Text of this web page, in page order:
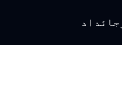
جائداد